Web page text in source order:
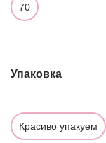
70
Упаковка
Красиво упакуем